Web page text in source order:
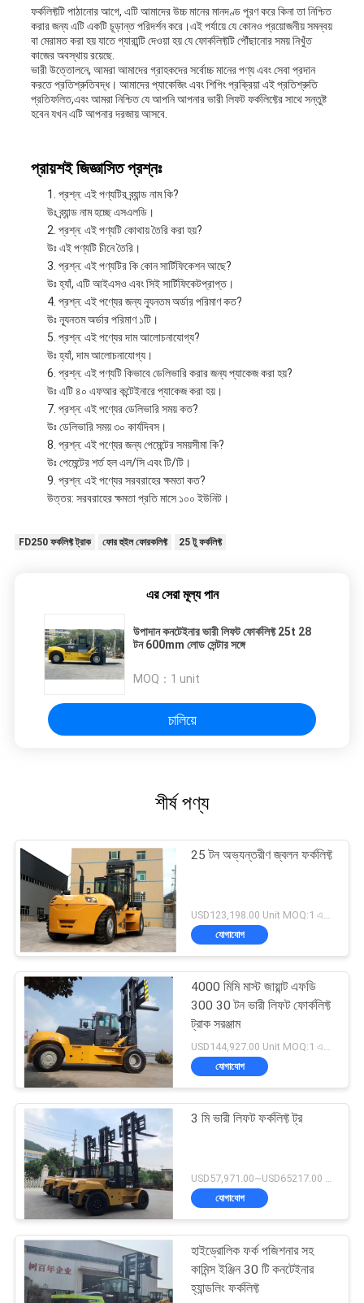
ফর্কলিফ্টটি পাঠানোর আগে, এটি আমাদের উচ্চ মানের মানদণ্ড পূরণ করে কিনা তা নিশ্চিত
করার জন্য এটি একটি চূড়ান্ত পরিদর্শন করে।এই পর্যায়ে যে কোনও প্রয়োজনীয় সমন্বয়
বা মেরামত করা হয় যাতে গ্যারান্টি দেওয়া হয় যে ফোর্কলিফ্টটি পৌঁছানোর সময় নিখুঁত
কাজের অবস্থায় রয়েছে.
ভারী উত্তোলনে, আমরা আমাদের গ্রাহকদের সর্বোচ্চ মানের পণ্য এবং সেবা প্রদান
করতে প্রতিশ্রুতিবদ্ধ। আমাদের প্যাকেজিং এবং শিপিং প্রক্রিয়া এই প্রতিশ্রুতি
প্রতিফলিত,এবং আমরা নিশ্চিত যে আপনি আপনার ভারী লিফট ফর্কলিফ্টের সাথে সন্তুষ্ট
হবেন যখন এটি আপনার দরজায় আসবে.
প্রায়শই জিজ্ঞাসিত প্রশ্নঃ
প্রশ্ন: এই পণ্যটির ব্র্যান্ড নাম কি?
উঃ ব্র্যান্ড নাম হচ্ছে এসএলডি।
প্রশ্ন: এই পণ্যটি কোথায় তৈরি করা হয়?
উঃ এই পণ্যটি চীনে তৈরি।
প্রশ্ন: এই পণ্যটির কি কোন সার্টিফিকেশন আছে?
উঃ হ্যাঁ, এটি আইএসও এবং সিই সার্টিফিকেটপ্রাপ্ত।
প্রশ্ন: এই পণ্যের জন্য ন্যূনতম অর্ডার পরিমাণ কত?
উঃ ন্যূনতম অর্ডার পরিমাণ ১টি।
প্রশ্ন: এই পণ্যের দাম আলোচনাযোগ্য?
উঃ হ্যাঁ, দাম আলোচনাযোগ্য।
প্রশ্ন: এই পণ্যটি কিভাবে ডেলিভারি করার জন্য প্যাকেজ করা হয়?
উঃ এটি ৪০ এফআর কন্টেইনারে প্যাকেজ করা হয়।
প্রশ্ন: এই পণ্যের ডেলিভারি সময় কত?
উঃ ডেলিভারি সময় ৩০ কার্যদিবস।
প্রশ্ন: এই পণ্যের জন্য পেমেন্টের সময়সীমা কি?
উঃ পেমেন্টের শর্ত হল এল/সি এবং টি/টি।
প্রশ্ন: এই পণ্যের সরবরাহের ক্ষমতা কত?
উত্তর: সরবরাহের ক্ষমতা প্রতি মাসে ১০০ ইউনিট।
FD250 ফর্কলিফ্ট ট্রাক ফোর হুইল ফোরকলিফ্ট 25 টু ফর্কলিফ্ট
এর সেরা মূল্য পান
উপাদান কনটেইনার ভারী লিফট ফোর্কলিফ্ট 25t 28
টন 600mm লোড সেন্টার সঙ্গে
MOQ： 1 unit
চালিয়ে
শীর্ষ পণ্য
25 টন অভ্যন্তরীণ জ্বলন ফর্কলিফ্ট
USD123,198.00 Unit MOQ:1 একক
যোগাযোগ
4000 মিমি মাস্ট জায়ান্ট এফডি
300 30 টন ভারী লিফট ফোর্কলিফ্ট
ট্রাক সরঞ্জাম
USD144,927.00 Unit MOQ:1 একক
যোগাযোগ
3 মি ভারী লিফট ফর্কলিফ্ট ট্র
USD57,971.00~USD65217.00 unit MOQ:1 একক
যোগাযোগ
হাইড্রোলিক ফর্ক পজিশনার সহ
কামিন্স ইঞ্জিন 30 টি কনটেইনার
হ্যান্ডলিং ফর্কলিফ্ট